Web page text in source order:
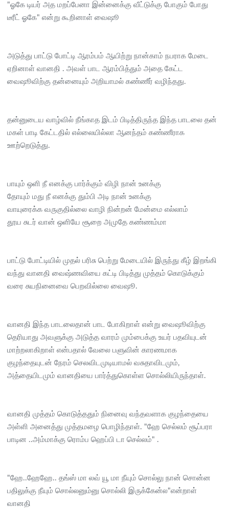
"ஓகே டியர் அத மறப்பேனா இன்னைக்கு வீட்டுக்கு போகும் போது
டீரீட் ஓகே" என்று கூறினாள் வைஷூ
அடுத்து பாட்டு போட்டி ஆரம்பம் ஆயிற்று நான்காம் நபராக மேடை
ஏறினாள் வானதி . அவள் பாட ஆரம்பித்தும் அதை கேட்ட
வைஷூவிற்கு தன்னையும் அறியாமல் கண்ணீர் வழிந்தது.
தன்னுடைய வாழ்வில் நீங்காத இடம் பிடித்திருந்த இந்த பாடலை தன்
மகள் பாடி கேட்டதில் எல்லையில்லா ஆனந்தம் கண்ணீராக
ஊற்றெடுத்து.
பாயும் ஒளி நீ எனக்கு பார்க்கும் விழி நான் உனக்கு
தோயும் மது நீ எனக்கு தும்பி அடி நான் உனக்கு
வாயுரைக்க வருகுதில்லை வாழி நின்றன் மேன்மை எல்லாம்
தூய சுடர் வான் ஒளியே சூறை அமுதே கண்ணம்மா
பாட்டு போட்டியில் முதல் பரிசு பெற்று மேடையில் இருந்து கீழ் இறங்கி
வந்து வானதி வைஷ்ணவியை கட்டி பிடித்து முத்தம் கொடுக்கும்
வரை சுயநினைவை பெறவில்லை வைஷூ.
வானதி இந்த பாடலைதான் பாட போகிறாள் என்று வைஷூவிற்கு
தெரியாது அவளுக்கு அடுத்த வாரம் மும்பைக்கு உயர் பதவியுடன்
மாற்றலாகிறாள் என்பதால் வேலை பளுவின் காரணமாக
குழந்தையுடன் நேரம் செலவிடமுடியாமல் வசுதாவிடமும்,
அத்தையிடமும் வானதியை பார்த்துகொள்ள சொல்லியிருந்தாள்.
வானதி முத்தம் கொடுத்ததும் நினைவு வந்தவளாக குழந்தையை
அள்ளி அனைத்து முத்தமழை பொழிந்தாள். "ஹே செல்லம் சூப்பரா
பாடின ..அம்மாக்கு ரொம்ப ஹெப்பி டா செல்லம்" .
"ஹே..ஹேஹே.. தங்ஸ் மா லவ் யூ மா நீயும் சொல்லு நான் சொன்ன
பதிலுக்கு நீயும் சொல்லனும்னு சொல்லி இருக்கேன்ல"என்றாள்
வானதி